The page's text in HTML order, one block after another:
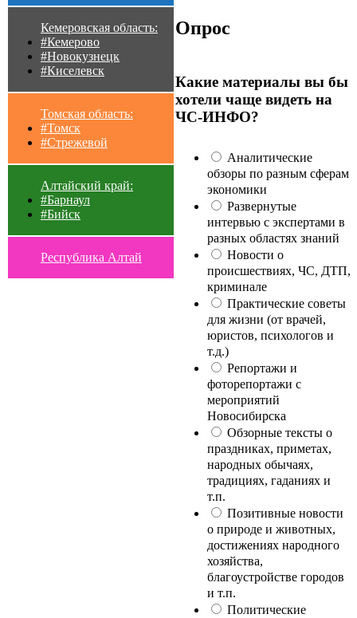
Кемеровская область:
#Кемерово
#Новокузнецк
#Киселевск
Томская область:
#Томск
#Стрежевой
Алтайский край:
#Барнаул
#Бийск
Республика Алтай
Опрос
Какие материалы вы бы
хотели чаще видеть на
ЧС-ИНФО?
Аналитические
обзоры по разным сферам
экономики
Развернутые
интервью с экспертами в
разных областях знаний
Новости о
происшествиях, ЧС, ДТП,
криминале
Практические советы
для жизни (от врачей,
юристов, психологов и
т.д.)
Репортажи и
фоторепортажи с
мероприятий
Новосибирска
Обзорные тексты о
праздниках, приметах,
народных обычаях,
традициях, гаданиях и
т.п.
Позитивные новости
о природе и животных,
достижениях народного
хозяйства,
благоустройстве городов
и т.п.
Политические